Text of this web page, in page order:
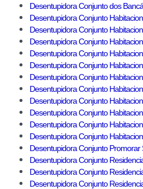
Desentupidora Conjunto dos
Desentupidora Conjunto
Desentupidora Conjunto
Desentupidora Conjunto
Desentupidora Conjunto
Desentupidora Conjunto
Desentupidora Conjunto
Desentupidora Conjunto
Desentupidora Conjunto
Desentupidora Conjunto
Desentupidora Conjunto
Desentupidora Conjunto
Desentupidora Conjunto Promorar
Desentupidora Conjunto
Desentupidora Conjunto
Desentupidora Conjunto